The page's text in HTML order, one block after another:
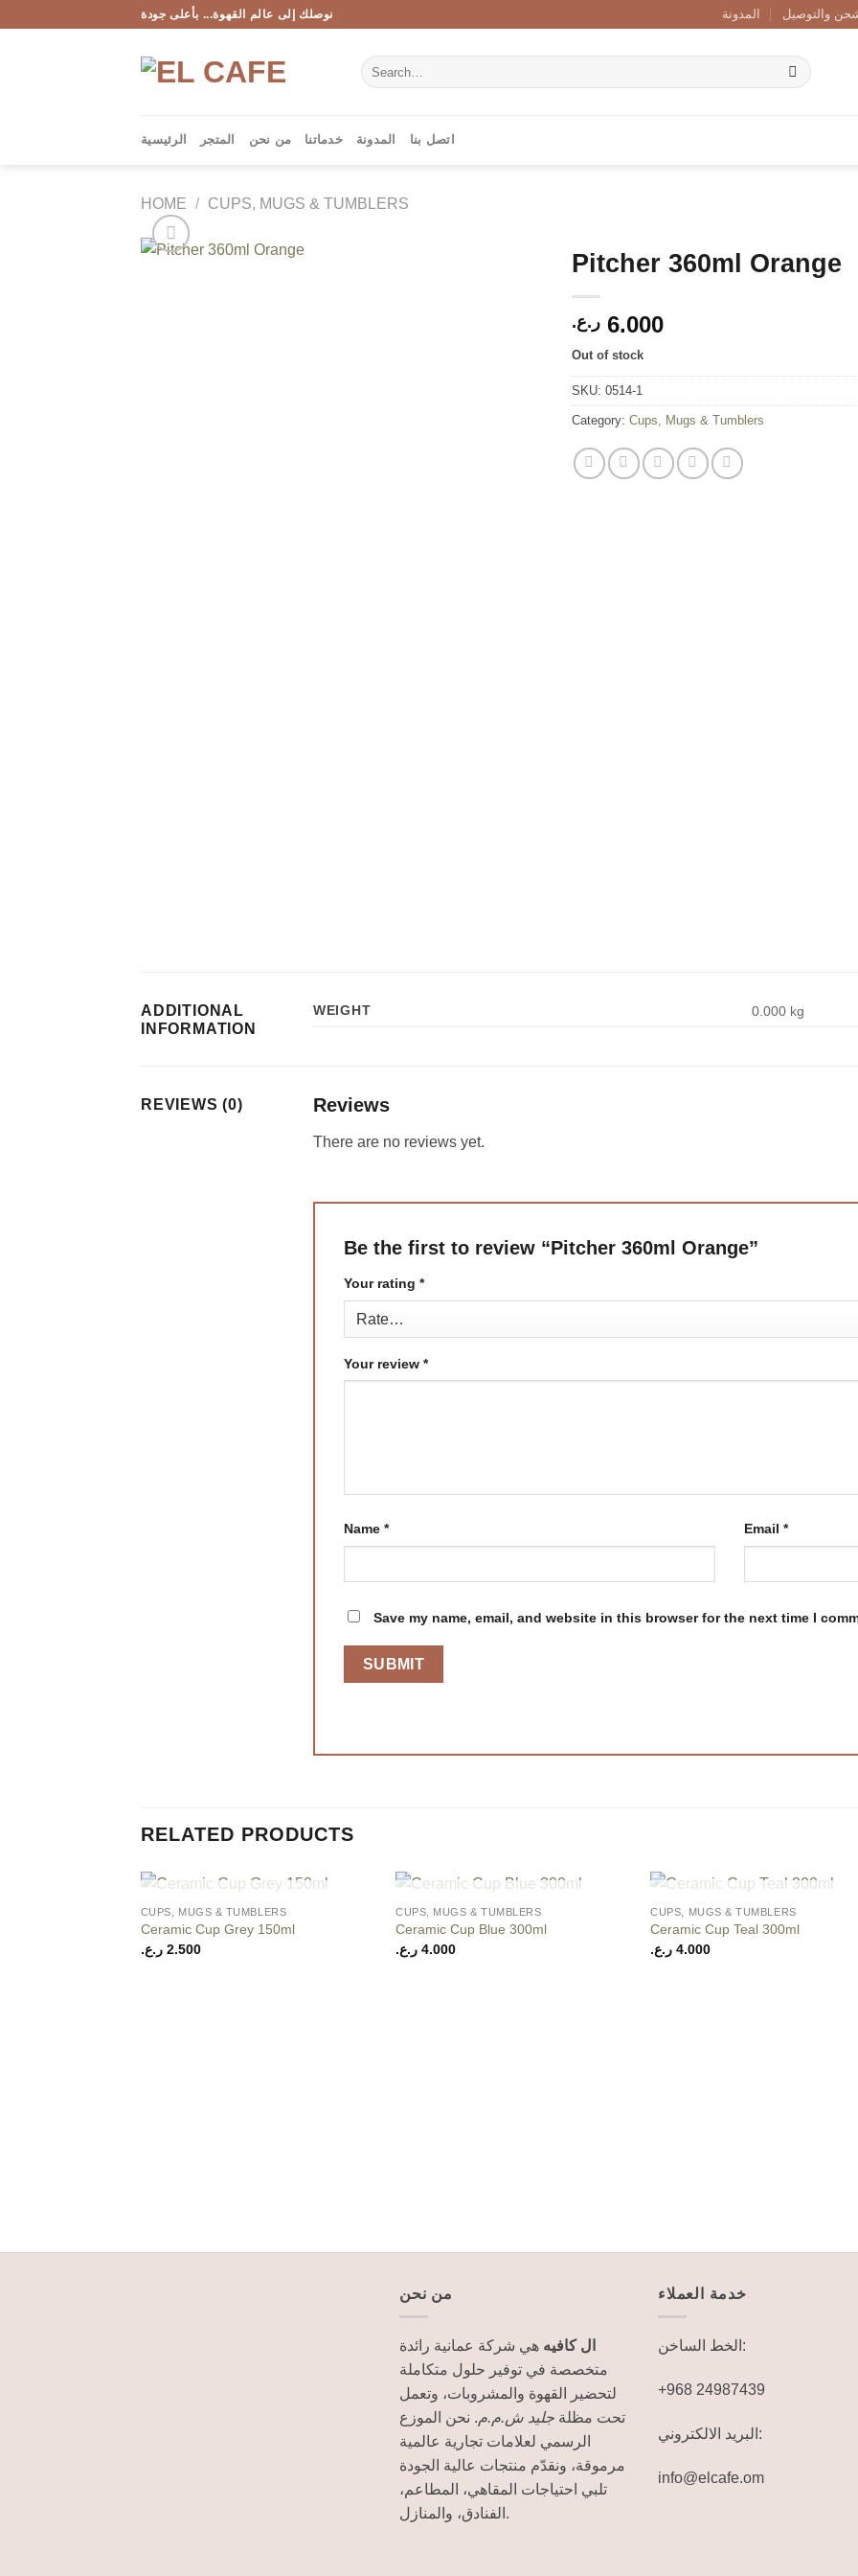
نوصلك إلى عالم القهوة... بأعلى جودة المدونة والتوصيل
Search
for:
الرئيسية المتجر من نحن خدماتنا المدونة اتصل بنا
HOME / CUPS, MUGS & TUMBLERS
Pitcher 360ml Orange
6.000 ر.ع.
Out of stock
SKU: 0514-1
Category: Cups, Mugs & Tumblers
ADDITIONAL
INFORMATION
WEIGHT 0.000 kg
REVIEWS (0) Reviews
There are no reviews yet.
Be the first to review “Pitcher 360ml Orange”
Your rating *
Your review *
Name * Email *
Save my name, email, and website in this browser for the next time I
RELATED PRODUCTS
+
OUT OF STOCK
CUPS, MUGS & TUMBLERS
Ceramic Cup Grey 150ml
2.500 ر.ع.
+
OUT OF STOCK
CUPS, MUGS & TUMBLERS
Ceramic Cup Blue 300ml
4.000 ر.ع.
+
OUT OF STOCK
CUPS, MUGS & TUMBLERS
Ceramic Cup Teal 300ml
4.000 ر.ع.
من نحن
ال كافيه هي شركة عمانية رائدة
متخصصة في توفير حلول متكاملة
لتحضير القهوة والمشروبات، وتعمل
تحت مظلة جليد ش.م.م. نحن الموزع
الرسمي لعلامات تجارية عالمية
مرموقة، ونقدّم منتجات عالية الجودة
تلبي احتياجات المقاهي، المطاعم،
الفنادق، والمنازل.
خدمة العملاء
الخط الساخن:
+968 24987439
البريد الالكتروني:
info@elcafe.om